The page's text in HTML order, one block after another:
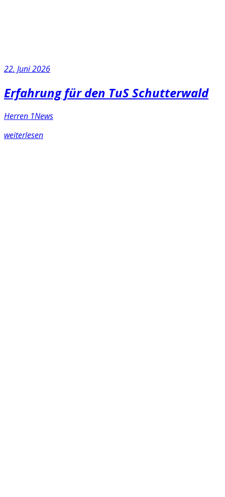
22. Juni 2026
Erfahrung für den TuS Schutterwald
Herren 1News
weiterlesen